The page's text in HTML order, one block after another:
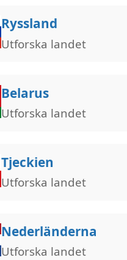
Ryssland
Utforska landet
Belarus
Utforska landet
Tjeckien
Utforska landet
Nederländerna
Utforska landet